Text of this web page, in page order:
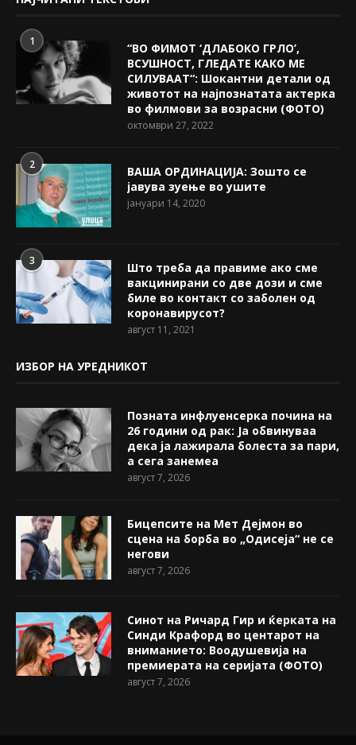
1
“ВО ФИМОТ ‘ДЛАБОКО ГРЛО’,
ВСУШНОСТ, ГЛЕДАТЕ КАКО МЕ
СИЛУВААТ“: Шокантни детали од
животот на најпознатата актерка
во филмови за возрасни (ФОТО)
октомври 27, 2022
2
ВАША ОРДИНАЦИЈА: Зошто се
јавува зуење во ушите
јануари 14, 2020
3
Што треба да правиме ако сме
вакцинирани со две дози и сме
биле во контакт со заболен од
коронавирусот?
август 11, 2021
ИЗБОР НА УРЕДНИКОТ
Позната инфлуенсерка почина на
26 години од рак: Ја обвинуваа
дека ја лажирала болеста за пари,
а сега занемеа
август 7, 2026
Бицепсите на Мет Дејмон во
сцена на борба во „Одисеја“ не се
негови
август 7, 2026
Синот на Ричард Гир и ќерката на
Синди Крафорд во центарот на
вниманието: Воодушевија на
премиерата на серијата (ФОТО)
август 7, 2026